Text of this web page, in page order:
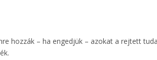
hozzák – ha engedjük – azokat a rejtett